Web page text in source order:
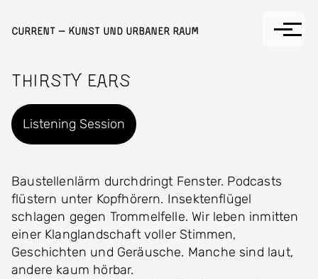
Current — Kunst und Urbaner Raum
THIRSTY EARS
Listening Session
Baustellenlärm durchdringt Fenster. Podcasts
flüstern unter Kopfhörern. Insektenflügel
schlagen gegen Trommelfelle. Wir leben inmitten
einer Klanglandschaft voller Stimmen,
Geschichten und Geräusche. Manche sind laut,
andere kaum hörbar.